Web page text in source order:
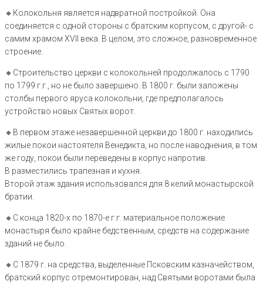
🔸Колокольня является надвратной постройкой. Она
соединяется с одной стороны с братским корпусом, с другой- с
самим храмом XVII века. В целом, это сложное, разновременное
строение.
🔸Строительство церкви с колокольней продолжалось с 1790
по 1799 г.г., но не было завершено. В 1800 г. были заложены
столбы первого яруса колокольни, где предполагалось
устройство новых Святых ворот.
🔸В первом этаже незавершенной церкви до 1800 г. находились
жилые покои настоятеля Венедикта, но после наводнения, в том
же году, покои были переведены в корпус напротив.
В разместились трапезная и кухня.
Второй этаж здания использовался для 8 келий монастырской
братии.
🔸С конца 1820-х по 1870-е г.г. материальное положение
монастыря было крайне бедственным, средств на содержание
зданий не было.
🔸С 1879 г. на средства, выделенные Псковским казначейством,
братский корпус отремонтирован, над Святыми воротами была